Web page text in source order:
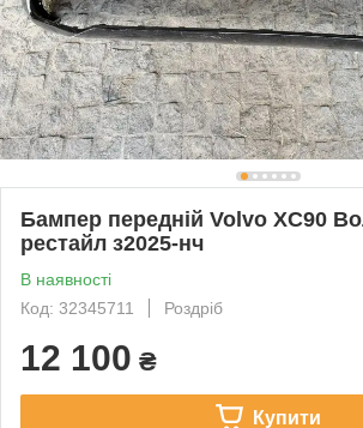
Бампер передній Volvo XC90
рестайл з2025-нч
В наявності
Код: 32345711
Роздріб
12 100 ₴
Купити